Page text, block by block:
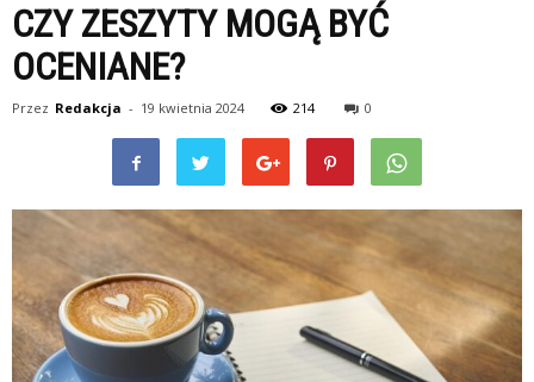
CZY ZESZYTY MOGĄ BYĆ
OCENIANE?
Przez Redakcja - 19 kwietnia 2024 214 0